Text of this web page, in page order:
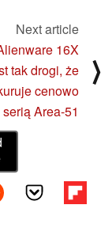
Next article
16X
tak drogi, że
cenowo
serią Area-51
⟩